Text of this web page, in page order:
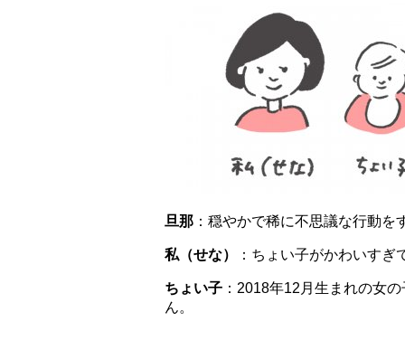
旦那 ：穏やかで稀に不思議な行動
私（せな） ：ちょい子がかわいす
ちょい子 ：2018年12月生まれの女
ん。